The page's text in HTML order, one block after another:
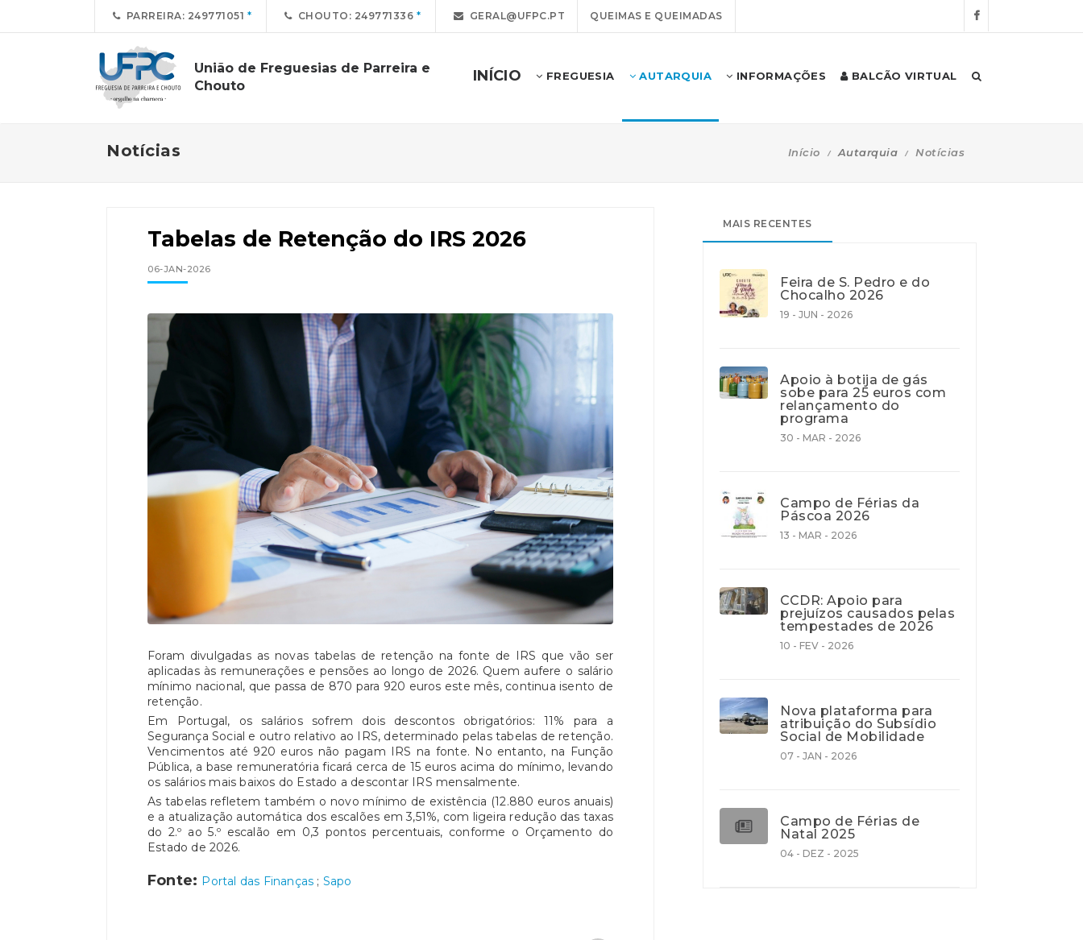
PARREIRA: 249771051 CHOUTO: 249771336 GERAL@UFPC.PT QUEIMAS E QUEIMADAS
União de Freguesias de Parreira e
Chouto
INÍCIO FREGUESIA AUTARQUIA INFORMAÇÕES BALCÃO VIRTUAL
Notícias Início Autarquia Notícias
Tabelas de Retenção do IRS 2026
06-JAN-2026
Foram divulgadas as novas tabelas de retenção na fonte de IRS que vão ser
aplicadas às remunerações e pensões ao longo de 2026. Quem aufere o salário
mínimo nacional, que passa de 870 para 920 euros este mês, continua isento de
retenção.
Em Portugal, os salários sofrem dois descontos obrigatórios: 11% para a
Segurança Social e outro relativo ao IRS, determinado pelas tabelas de retenção.
Vencimentos até 920 euros não pagam IRS na fonte. No entanto, na Função
Pública, a base remuneratória ficará cerca de 15 euros acima do mínimo, levando
os salários mais baixos do Estado a descontar IRS mensalmente.
As tabelas refletem também o novo mínimo de existência (12.880 euros anuais)
e a atualização automática dos escalões em 3,51%, com ligeira redução das taxas
do 2.º ao 5.º escalão em 0,3 pontos percentuais, conforme o Orçamento do
Estado de 2026.
Fonte: Portal das Finanças ; Sapo
MAIS RECENTES
Feira de S. Pedro e do
Chocalho 2026
19 - JUN - 2026
Apoio à botija de gás
sobe para 25 euros com
relançamento do
programa
30 - MAR - 2026
Campo de Férias da
Páscoa 2026
13 - MAR - 2026
CCDR: Apoio para
prejuízos causados pelas
tempestades de 2026
10 - FEV - 2026
Nova plataforma para
atribuição do Subsídio
Social de Mobilidade
07 - JAN - 2026
Campo de Férias de
Natal 2025
04 - DEZ - 2025